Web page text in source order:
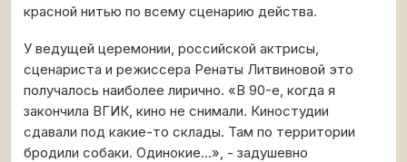
красной нитью по всему сценарию действа.
У ведущей церемонии, российской актрисы,
сценариста и режиссера Ренаты Литвиновой это
получалось наиболее лирично. «В 90-е, когда я
закончила ВГИК, кино не снимали. Киностудии
сдавали под какие-то склады. Там по территории
бродили собаки. Одинокие...», - задушевно